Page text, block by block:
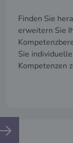
Finden Sie
erweitern Sie
Sie
Kompetenzen